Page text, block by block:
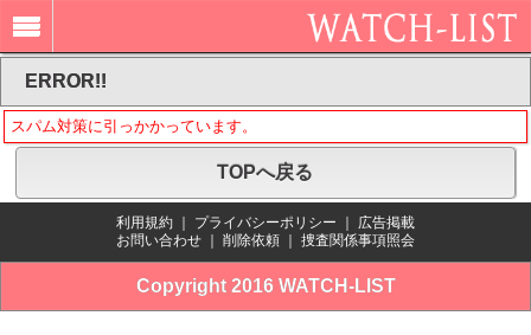
ERROR!!
スパム対策に引っかかっています。
TOPへ戻る
利用規約 プライバシーポリシー
広告掲載
お問い合わせ
削除依頼 捜査関係事項照会
Copyright 2016 WATCH-LIST